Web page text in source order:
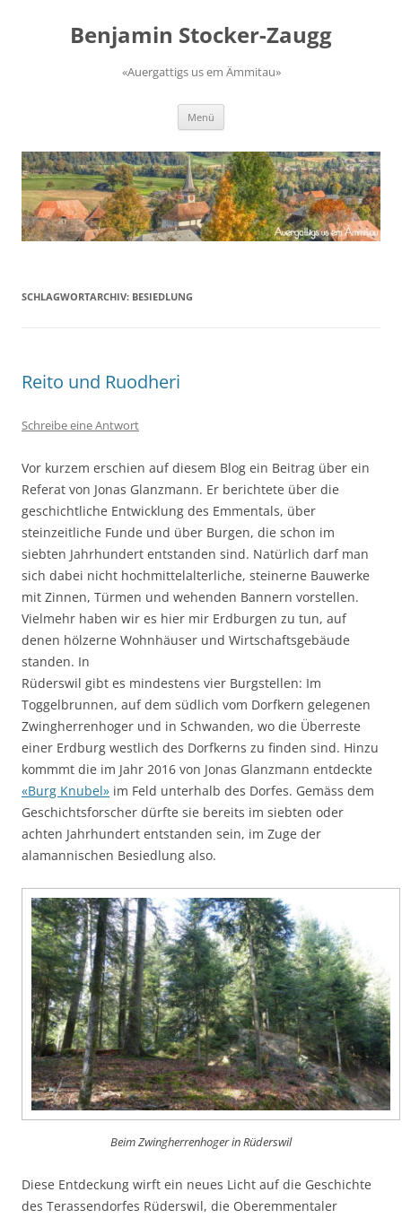
springenBenjamin Stocker-Zaugg
«Auergattigs us em Ämmitau»
Menü
SCHLAGWORTARCHIV: BESIEDLUNG
Reito und Ruodheri
Schreibe eine Antwort
Vor kurzem erschien auf diesem Blog ein Beitrag über ein
Referat von Jonas Glanzmann. Er berichtete über die
geschichtliche Entwicklung des Emmentals, über
steinzeitliche Funde und über Burgen, die schon im
siebten Jahrhundert entstanden sind. Natürlich darf man
sich dabei nicht hochmittelalterliche, steinerne Bauwerke
mit Zinnen, Türmen und wehenden Bannern vorstellen.
Vielmehr haben wir es hier mir Erdburgen zu tun, auf
denen hölzerne Wohnhäuser und Wirtschaftsgebäude
standen. In
Rüderswil gibt es mindestens vier Burgstellen: Im
Toggelbrunnen, auf dem südlich vom Dorfkern gelegenen
Zwingherrenhoger und in Schwanden, wo die Überreste
einer Erdburg westlich des Dorfkerns zu finden sind. Hinzu
kommmt die im Jahr 2016 von Jonas Glanzmann entdeckte
«Burg Knubel» im Feld unterhalb des Dorfes. Gemäss dem
Geschichtsforscher dürfte sie bereits im siebten oder
achten Jahrhundert entstanden sein, im Zuge der
alamannischen Besiedlung also.
Beim Zwingherrenhoger in Rüderswil
Diese Entdeckung wirft ein neues Licht auf die Geschichte
des Terassendorfes Rüderswil, die Oberemmentaler